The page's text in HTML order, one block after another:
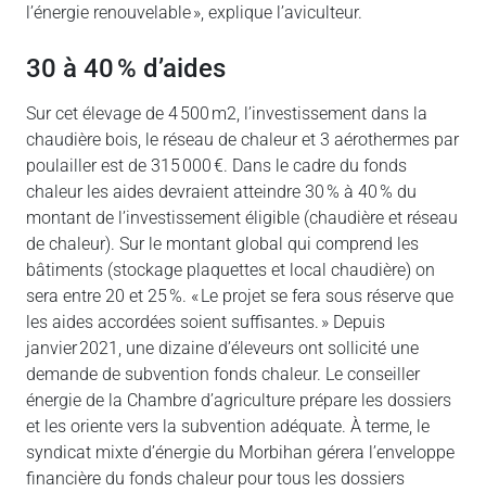
l’énergie renouvelable », explique l’aviculteur.
30 à 40 % d’aides
Sur cet élevage de 4 500 m2, l’investissement dans la
chaudière bois, le réseau de chaleur et 3 aérothermes par
poulailler est de 315 000 €. Dans le cadre du fonds
chaleur les aides devraient atteindre 30 % à 40 % du
montant de l’investissement éligible (chaudière et réseau
de chaleur). Sur le montant global qui comprend les
bâtiments (stockage plaquettes et local chaudière) on
sera entre 20 et 25 %. « Le projet se fera sous réserve que
les aides accordées soient suffisantes. » Depuis
janvier 2021, une dizaine d’éleveurs ont sollicité une
demande de subvention fonds chaleur. Le conseiller
énergie de la Chambre d’agriculture prépare les dossiers
et les oriente vers la subvention adéquate. À terme, le
syndicat mixte d’énergie du Morbihan gérera l’enveloppe
financière du fonds chaleur pour tous les dossiers